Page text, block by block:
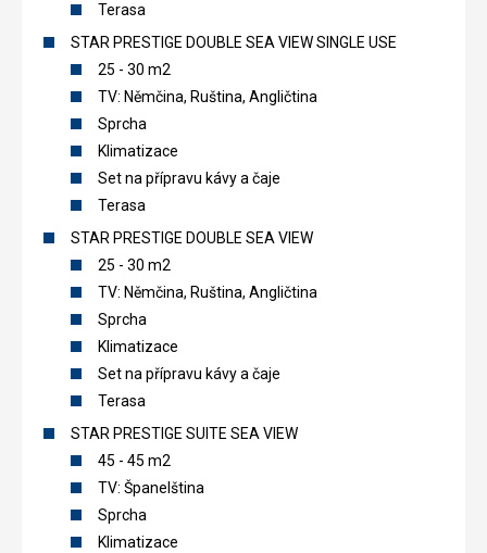
Terasa
STAR PRESTIGE DOUBLE SEA VIEW SINGLE USE
25 - 30 m2
TV: Němčina, Ruština, Angličtina
Sprcha
Klimatizace
Set na přípravu kávy a čaje
Terasa
STAR PRESTIGE DOUBLE SEA VIEW
25 - 30 m2
TV: Němčina, Ruština, Angličtina
Sprcha
Klimatizace
Set na přípravu kávy a čaje
Terasa
STAR PRESTIGE SUITE SEA VIEW
45 - 45 m2
TV: Španelština
Sprcha
Klimatizace